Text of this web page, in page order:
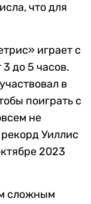
что для
играет с
до 5 часов.
в
поиграть с
не
Уиллис
2023
сложным